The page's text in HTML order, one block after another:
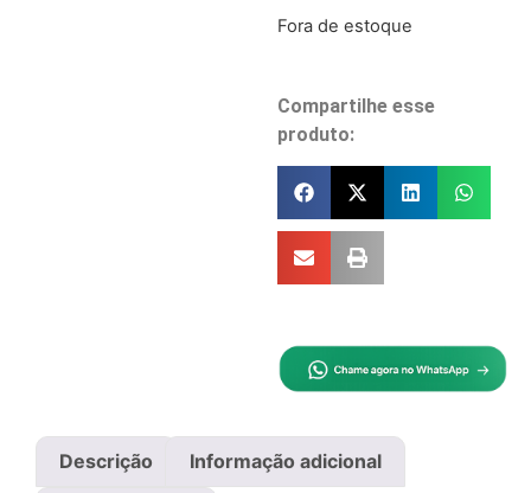
Fora de estoque
Compartilhe esse
produto:
Descrição Informação adicional